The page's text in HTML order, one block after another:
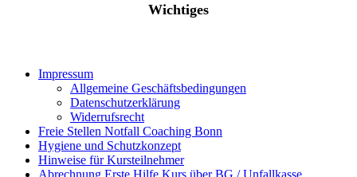
Wichtiges
Impressum
Allgemeine Geschäftsbedingungen
Datenschutzerklärung
Widerrufsrecht
Freie Stellen Notfall Coaching Bonn
Hygiene und Schutzkonzept
Hinweise für Kursteilnehmer
Abrechnung Erste Hilfe Kurs über BG / Unfallkasse